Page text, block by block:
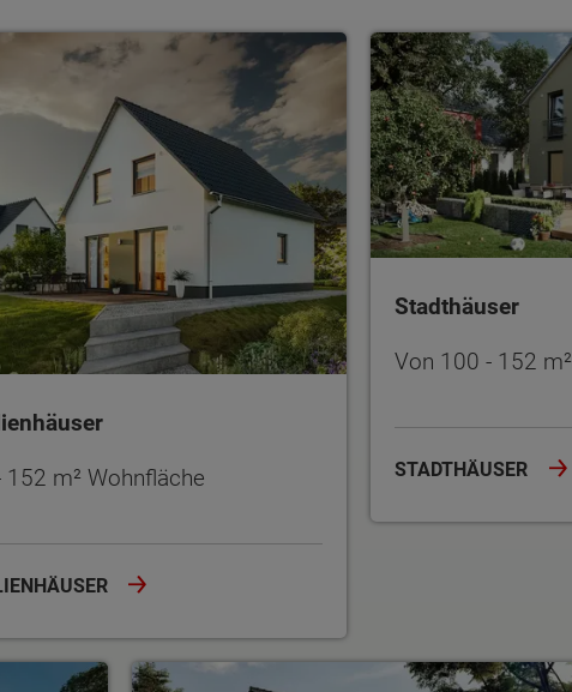
152 m² Wohnfläche
Stadthäuser
Stadthäuser
Von 100 - 152
STADTHÄUSER
Doppel- und Reihenhäuser